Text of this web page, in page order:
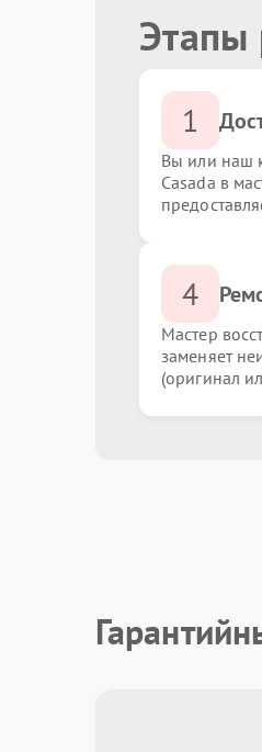
Этапы
1
Вы или наш
Casada в
4
Мастер
заменяет
(оригинал